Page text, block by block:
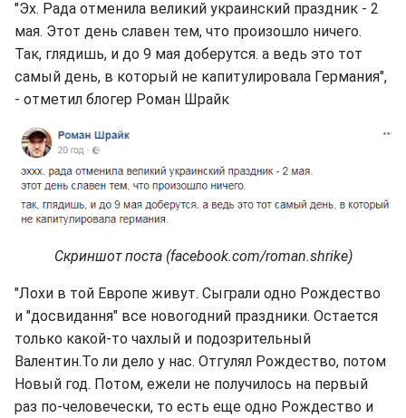
"Эх. Рада отменила великий украинский праздник - 2
мая. Этот день славен тем, что произошло ничего.
Так, глядишь, и до 9 мая доберутся. а ведь это тот
самый день, в который не капитулировала Германия",
- отметил блогер Роман Шрайк
Скриншот поста (facebook.com/roman.shrike)
"Лохи в той Европе живут. Сыграли одно Рождество
и "досвидання" все новогодний праздники. Остается
только какой-то чахлый и подозрительный
Валентин.То ли дело у нас. Отгулял Рождество, потом
Новый год. Потом, ежели не получилось на первый
раз по-человечески, то есть еще одно Рождество и